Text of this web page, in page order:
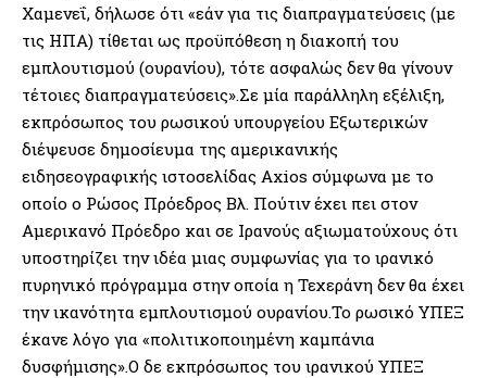
Χαμενεΐ, δήλωσε ότι «εάν για τις διαπραγματεύσεις (με
τις ΗΠΑ) τίθεται ως προϋπόθεση η διακοπή του
εμπλουτισμού (ουρανίου), τότε ασφαλώς δεν θα γίνουν
τέτοιες διαπραγματεύσεις».Σε μία παράλληλη εξέλιξη,
εκπρόσωπος του ρωσικού υπουργείου Εξωτερικών
διέψευσε δημοσίευμα της αμερικανικής
ειδησεογραφικής ιστοσελίδας Axios σύμφωνα με το
οποίο ο Ρώσος Πρόεδρος Βλ. Πούτιν έχει πει στον
Αμερικανό Πρόεδρο και σε Ιρανούς αξιωματούχους ότι
υποστηρίζει την ιδέα μιας συμφωνίας για το ιρανικό
πυρηνικό πρόγραμμα στην οποία η Τεχεράνη δεν θα έχει
την ικανότητα εμπλουτισμού ουρανίου.Το ρωσικό ΥΠΕΞ
έκανε λόγο για «πολιτικοποιημένη καμπάνια
δυσφήμισης».Ο δε εκπρόσωπος του ιρανικού ΥΠΕΞ